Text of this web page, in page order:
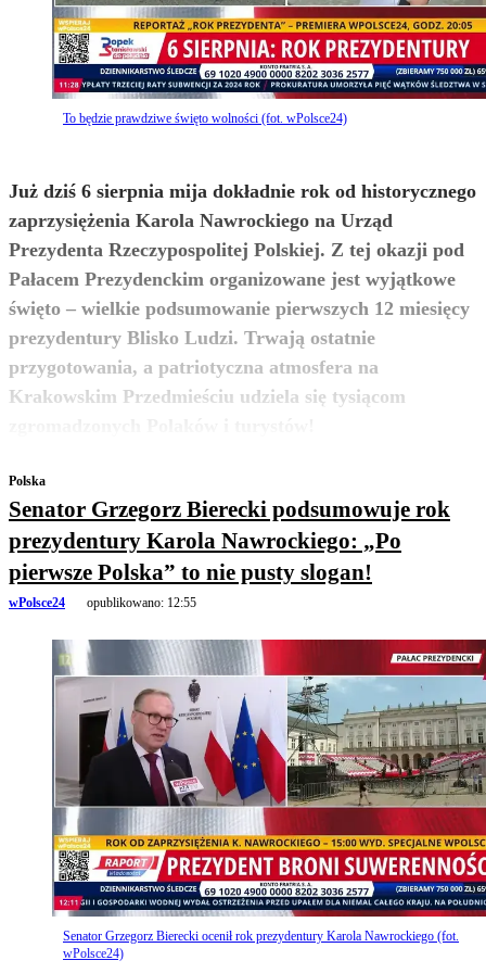
To będzie prawdziwe święto wolności (fot. wPolsce24)
Już dziś 6 sierpnia mija dokładnie rok od historycznego
zaprzysiężenia Karola Nawrockiego na Urząd
Prezydenta Rzeczypospolitej Polskiej. Z tej okazji pod
Pałacem Prezydenckim organizowane jest wyjątkowe
święto – wielkie podsumowanie pierwszych 12 miesięcy
prezydentury Blisko Ludzi. Trwają ostatnie
przygotowania, a patriotyczna atmosfera na
Krakowskim Przedmieściu udziela się tysiącom
zobacz więcej
Polska
Senator Grzegorz Bierecki podsumowuje rok
prezydentury Karola Nawrockiego: „Po
pierwsze Polska” to nie pusty slogan!
wPolsce24 opublikowano: 12:55
Senator Grzegorz Bierecki ocenił rok prezydentury Karola Nawrockiego (fot.
wPolsce24)